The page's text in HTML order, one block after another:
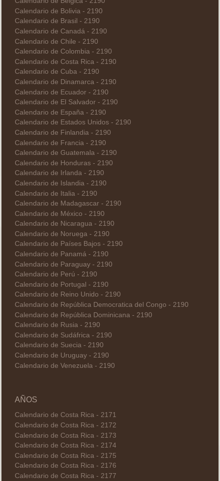
Calendario de Bolivia - 2190
Calendario de Brasil - 2190
Calendario de Canadá - 2190
Calendario de Chile - 2190
Calendario de Colombia - 2190
Calendario de Costa Rica - 2190
Calendario de Cuba - 2190
Calendario de Dinamarca - 2190
Calendario de Ecuador - 2190
Calendario de El Salvador - 2190
Calendario de España - 2190
Calendario de Estados Unidos - 2190
Calendario de Finlandia - 2190
Calendario de Francia - 2190
Calendario de Guatemala - 2190
Calendario de Honduras - 2190
Calendario de Irlanda - 2190
Calendario de Islandia - 2190
Calendario de Italia - 2190
Calendario de Madagascar - 2190
Calendario de México - 2190
Calendario de Nicaragua - 2190
Calendario de Noruega - 2190
Calendario de Países Bajos - 2190
Calendario de Panamá - 2190
Calendario de Paraguay - 2190
Calendario de Perú - 2190
Calendario de Portugal - 2190
Calendario de Reino Unido - 2190
Calendario de República Democratica del Congo - 2190
Calendario de República Dominicana - 2190
Calendario de Rusia - 2190
Calendario de Sudáfrica - 2190
Calendario de Suecia - 2190
Calendario de Uruguay - 2190
Calendario de Venezuela - 2190
AÑOS
Calendario de Costa Rica - 2171
Calendario de Costa Rica - 2172
Calendario de Costa Rica - 2173
Calendario de Costa Rica - 2174
Calendario de Costa Rica - 2175
Calendario de Costa Rica - 2176
Calendario de Costa Rica - 2177